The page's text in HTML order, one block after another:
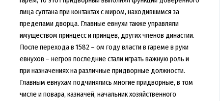
лица султана при контактах с миром, находившимся за
пределами дворца. Главные евнухи также управляли
имуществом принцесс и принцев, других членов династии.
После перехода в 1582 – ом году власти в гареме в руки
евнухов – негров последние стали играть важную роль и
при назначениях на различные придворные должности.
Главным евнухам подчинялись многие придворные, в том
числе и повара, казначей, начальник хозяйственного